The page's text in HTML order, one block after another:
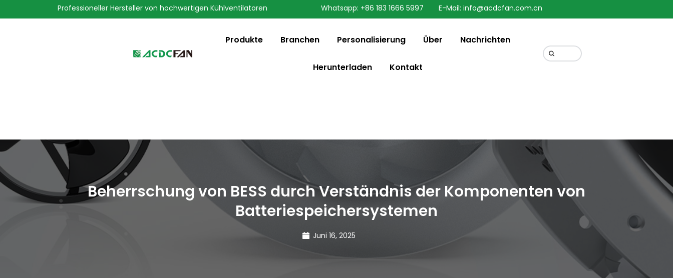
We've detected you might be speaking a different
Professioneller Hersteller von hochwertigen Kühlventilatoren Whatsapp: +86 183 1666 5997 E-Mail: info@acdcfan.com.cn
Produkte Branchen Personalisierung Über Nachrichten
Herunterladen Kontakt
Beherrschung von BESS durch Verständnis der Komponenten von
Batteriespeichersystemen
Juni 16, 2025